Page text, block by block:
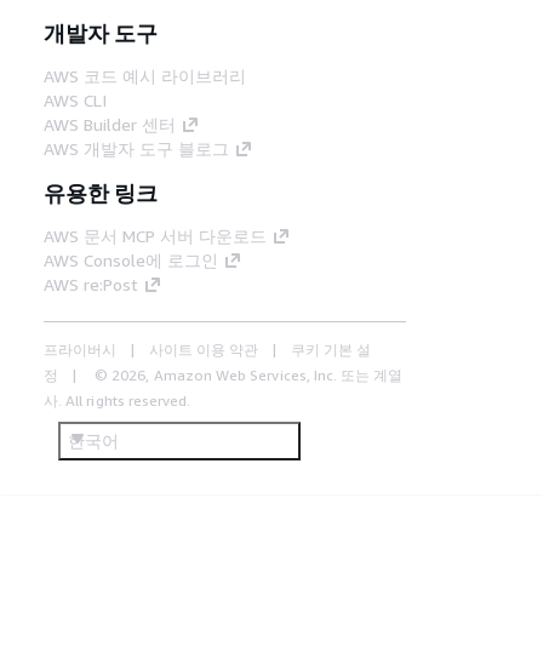
개발자 도구
AWS 코드 예시 라이브러리
AWS CLI
AWS Builder 센터
AWS 개발자 도구 블로그
유용한 링크
AWS 문서 MCP 서버 다운로드
AWS Console에 로그인
AWS re:Post
프라이버시 사이트 이용 약관
쿠키 기본 설
정
© 2026, Amazon Web Services, Inc. 또는 계열
사. All rights reserved.
한국어